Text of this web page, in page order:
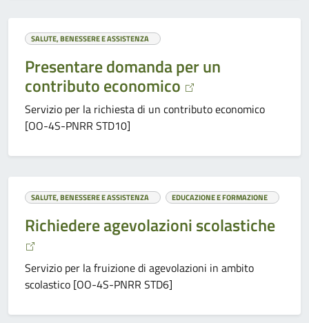
SALUTE, BENESSERE E ASSISTENZA
Presentare domanda per un
contributo economico
Servizio per la richiesta di un contributo economico
[OO-4S-PNRR STD10]
SALUTE, BENESSERE E ASSISTENZA EDUCAZIONE E FORMAZIONE
Richiedere agevolazioni scolastiche
Servizio per la fruizione di agevolazioni in ambito
scolastico [OO-4S-PNRR STD6]